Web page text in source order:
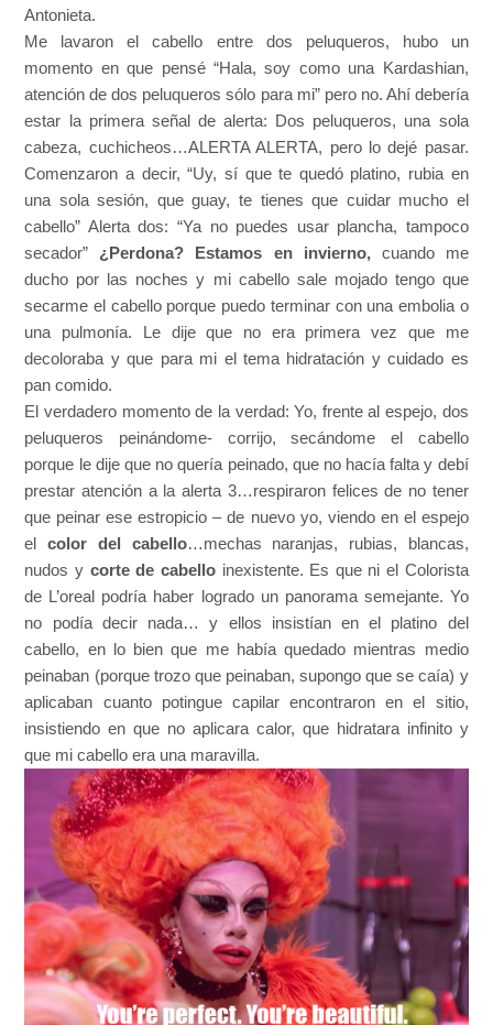
Antonieta.
Me lavaron el cabello entre dos peluqueros, hubo un
momento en que pensé “Hala, soy como una Kardashian,
atención de dos peluqueros sólo para mi” pero no. Ahí debería
estar la primera señal de alerta: Dos peluqueros, una sola
cabeza, cuchicheos…ALERTA ALERTA, pero lo dejé pasar.
Comenzaron a decir, “Uy, sí que te quedó platino, rubia en
una sola sesión, que guay, te tienes que cuidar mucho el
cabello” Alerta dos: “Ya no puedes usar plancha, tampoco
secador” ¿Perdona? Estamos en invierno,cuando me
ducho por las noches y mi cabello sale mojado tengo que
secarme el cabello porque puedo terminar con una embolia o
una pulmonía. Le dije que no era primera vez que me
decoloraba y que para mi el tema hidratación y cuidado es
pan comido.
El verdadero momento de la verdad: Yo, frente al espejo, dos
peluqueros peinándome- corrijo, secándome el cabello
porque le dije que no quería peinado, que no hacía falta y debí
prestar atención a la alerta 3…respiraron felices de no tener
que peinar ese estropicio – de nuevo yo, viendo en el espejo
elcolor del cabello…mechas naranjas, rubias, blancas,
nudos y corte de cabello inexistente. Es que ni el Colorista
de L’oreal podría haber logrado un panorama semejante. Yo
no podía decir nada… y ellos insistían en el platino del
cabello, en lo bien que me había quedado mientras medio
peinaban (porque trozo que peinaban, supongo que se caía) y
aplicaban cuanto potingue capilar encontraron en el sitio,
insistiendo en que no aplicara calor, que hidratara infinito y
que mi cabello era una maravilla.